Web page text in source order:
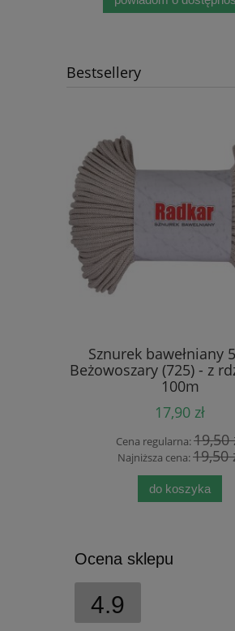
Bestsellery
Sznurek bawełniany
Beżowoszary (725) - z
100m
17,90 zł
Cena regularna:19,50
Najniższa cena:19,50
do koszyka
Ocena sklepu
4.9